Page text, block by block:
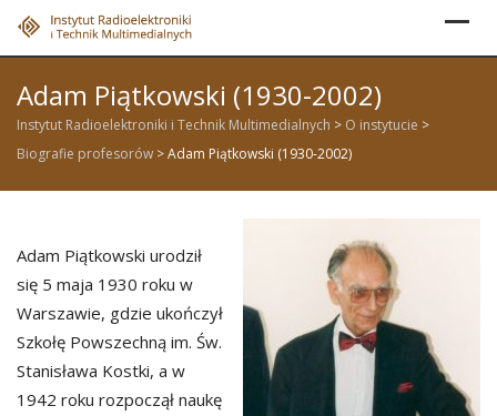
Skip
Adam Piątkowski (1930-2002)
Instytut Radioelektroniki i Technik Multimedialnych > O instytucie >
Biografie profesorów >Adam Piątkowski (1930-2002)
Adam Piątkowski urodził
się 5 maja 1930 roku w
Warszawie, gdzie ukończył
Szkołę Powszechną im. Św.
Stanisława Kostki, a w
1942 roku rozpoczął naukę